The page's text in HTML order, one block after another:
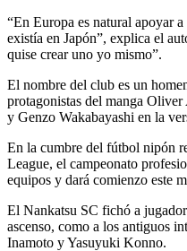
“En Europa es natural apoyar
existía en Japón”, explica el
quise crear uno yo mismo”.
El nombre del club es un
protagonistas del manga
y Genzo Wakabayashi en la
En la cumbre del fútbol nipón
League, el campeonato
equipos y dará comienzo este
El Nankatsu SC fichó a
ascenso, como a los antiguos
Inamoto y Yasuyuki Konno.